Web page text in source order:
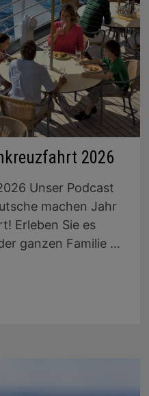
2026
Unser Podcast
machen Jahr
Erleben Sie es
ganzen Familie …